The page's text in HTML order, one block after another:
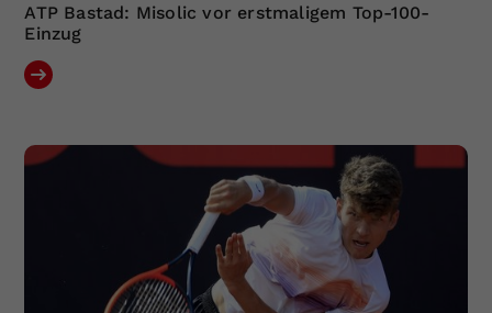
ATP Bastad: Misolic vor erstmaligem Top-100-
Einzug